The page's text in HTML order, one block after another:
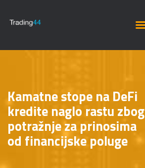
Kamatne stope na DeFi
kredite naglo rastu zbog
potražnje za prinosima
od financijske poluge